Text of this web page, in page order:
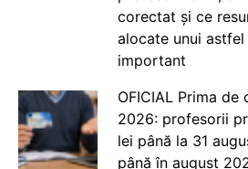
corectat și ce
alocate unui
important
OFICIAL Prima
2026: profesorii
lei până la 31
până în august